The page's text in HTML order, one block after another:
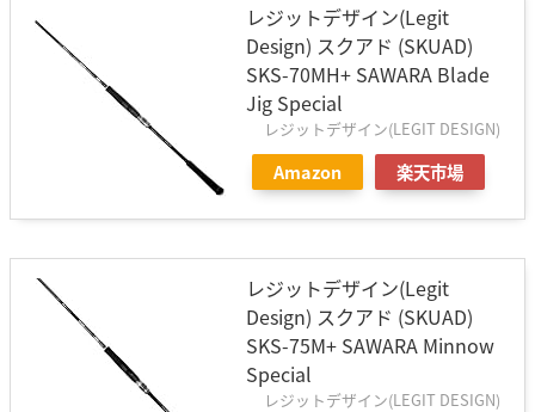
レジットデザイン(Legit
Design) スクアド (SKUAD)
SKS-70MH+ SAWARA Blade
Jig Special
レジットデザイン(LEGIT DESIGN)
Amazon 楽天市場
レジットデザイン(Legit
Design) スクアド (SKUAD)
SKS-75M+ SAWARA Minnow
Special
レジットデザイン(LEGIT DESIGN)